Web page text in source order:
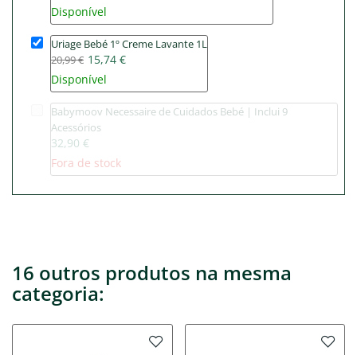
Disponível
Uriage Bebé 1º Creme Lavante 1L
20,99 € 15,74 €
Disponível
Babymoov Necessaire de Cuidados Bebé | Inclui 9
Acessórios
32,90 €
Fora de stock
16 outros produtos na mesma
categoria: